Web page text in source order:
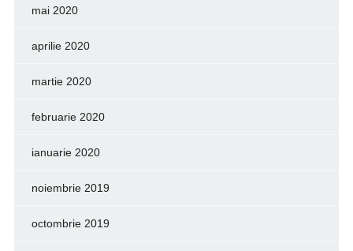
mai 2020
aprilie 2020
martie 2020
februarie 2020
ianuarie 2020
noiembrie 2019
octombrie 2019